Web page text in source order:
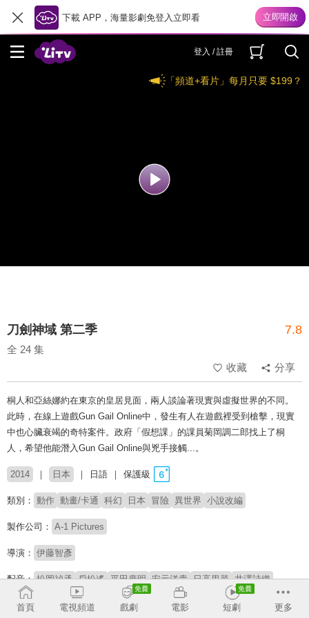
下載 APP，海量影劇免登入立即看
登入 / 註冊
「頻道+看片」每月只要 $199？
刀劍神域 第二季 7.8
全 24 集
收藏
分享
桐人和亞絲娜約在東京的皇居見面，兩人談論著現實與虛擬世界的不同。
此時，在線上遊戲Gun Gail Online中，發生有人在遊戲裡受到槍擊，現實
中也心臟衰竭的奇特案件。政府「假想課」的課員菊岡調二郎找上了桐
人，希望他能潛入Gun Gail Online與兇手接觸...。
2014 日本 日語 保護級
類別： 動作 動畫/卡通 科幻 日本 冒險 異世界 小說改編
製作公司： A-1 Pictures
導演： 伊藤智彥
配音： 松岡禎丞 戶松遙 平田廣明 安元洋貴 日高里菜 井澤詩織
高垣彩陽 伊藤加奈惠 大川透
首頁 電視頻道 戲劇 電影 短劇 更多